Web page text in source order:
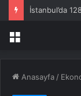
İstanbul’da
Menü
Anasayfa /